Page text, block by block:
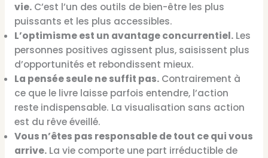
vie.C’est l’un des outils de bien-être les plus
puissants et les plus accessibles.
L’optimisme est un avantage concurrentiel.Les
personnes positives agissent plus, saisissent plus
d’opportunités et rebondissent mieux.
La pensée seule ne suffit pas.Contrairement à
ce que le livre laisse parfois entendre, l’action
reste indispensable. La visualisation sans action
est du rêve éveillé.
Vous n’êtes pas responsable de tout ce qui vous
arrive.La vie comporte une part irréductible de